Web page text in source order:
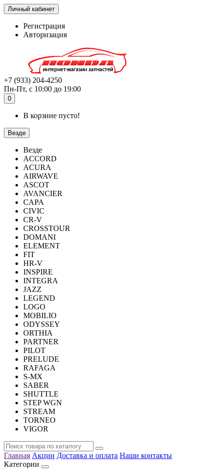
Личный кабинет
Регистрация
Авторизация
+7 (933) 204-4250
Пн-Пт, с 10:00 до 19:00
0
В корзине пусто!
Везде
Везде
ACCORD
ACURA
AIRWAVE
ASCOT
AVANCIER
CAPA
CIVIC
CR-V
CROSSTOUR
DOMANI
ELEMENT
FIT
HR-V
INSPIRE
INTEGRA
JAZZ
LEGEND
LOGO
MOBILIO
ODYSSEY
ORTHIA
PARTNER
PILOT
PRELUDE
RAFAGA
S-MX
SABER
SHUTTLE
STEP WGN
STREAM
TORNEO
VIGOR
Главная Акции Доставка и оплата Наши контакты
Категории